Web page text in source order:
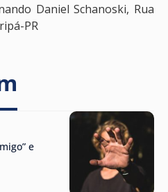
Daniel Schanoski, Rua
PR
e